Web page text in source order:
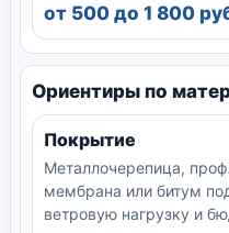
от 500 до 1 800
Ориентиры по
Покрытие
Металлочерепица,
мембрана или битум
ветровую нагрузку и